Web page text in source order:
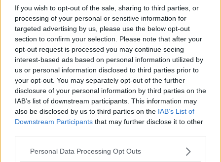
If you wish to opt-out of the sale, sharing to third parties, or
processing of your personal or sensitive information for
targeted advertising by us, please use the below opt-out
section to confirm your selection. Please note that after your
opt-out request is processed you may continue seeing
interest-based ads based on personal information utilized by
us or personal information disclosed to third parties prior to
your opt-out. You may separately opt-out of the further
disclosure of your personal information by third parties on the
IAB’s list of downstream participants. This information may
also be disclosed by us to third parties on the IAB’s List of
Downstream Participants that may further disclose it to other
Personal Data Processing Opt Outs
ricavi derivanti da altre attività, ovvero ambiti quali il
trasporto
merci,le prove di locomotori e operazioni di manovra di altre
aziende ferroviarie che abbiamo autorizzato sulle linea ferroviaria
sociale, così da diversificare ed ampliare la nostra attività. In tal
senso abbiamo registrato entrate in crescita del 30% a conferma di
quanto possa essere questa una direzione strategica per
migliorare, sempre di più, la gestione aziendale”.
Gli obiettivi raggiunti nel corso del 2015 sono stati in linea con
quanto previsto dal Piano industriale 2015/2017 che,
complessivamente, prevede investimenti per circa32 milioni di
euro, di cui 9 milioni attraverso l’utilizzo di risorse proprie,
accantonate da utili pregressi non distribuiti. I principali investimenti
in programma - continua Seri - saranno destinati all’acquisto di